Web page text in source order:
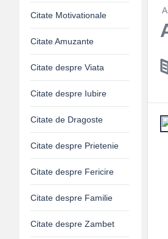
Citate Motivationale
Citate Amuzante
Citate despre Viata
Citate despre Iubire
Citate de Dragoste
Citate despre Prietenie
Citate despre Fericire
Citate despre Familie
Citate despre Zambet